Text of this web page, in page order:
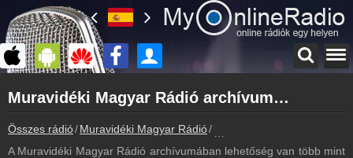
myonlineradio.hu
Muravidéki Magyar Rádió
Vissza a Muravidéki Magyar Rádió oldalára
Muravidéki Magyar Rádió archívum - Muravidéki Magyar Rádió podcasts - Muravidéki Magyar Rádió visszahallgatás
Összes rádió Muravidéki Magyar Rádió
A Muravidéki Magyar Rádió archívumában lehetőség van több mint